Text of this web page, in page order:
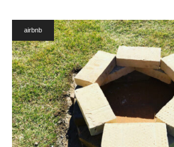
airbnb